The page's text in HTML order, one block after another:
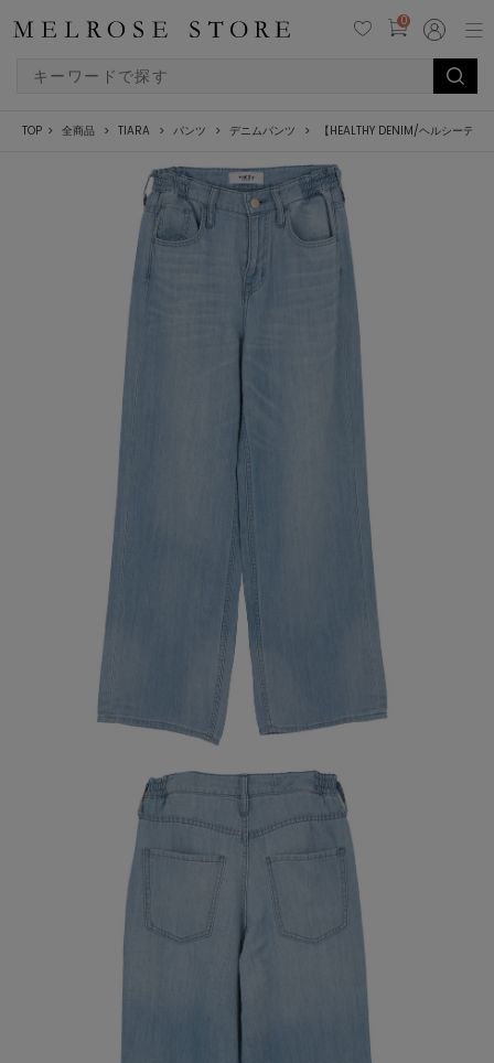
0
TOP 全商品 TIARA パンツ デニムパンツ 【HEALTHY DENIM/ヘルシーデ